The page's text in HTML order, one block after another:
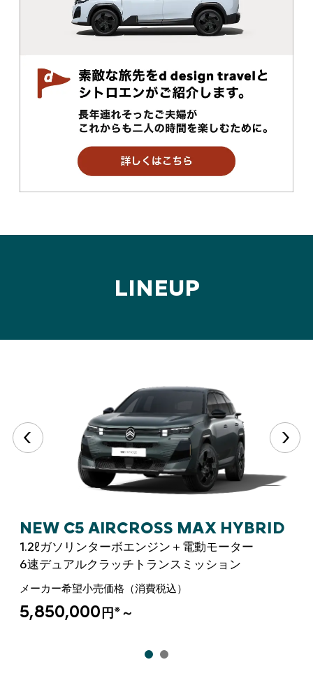
LINEUP
NEW C5 AIRCROSS MAX HYBRID
1.2ℓガソリンターボエンジン＋電動モーター
6速デュアルクラッチトランスミッション
メーカー希望小売価格（消費税込）
5,850,000円※ ～